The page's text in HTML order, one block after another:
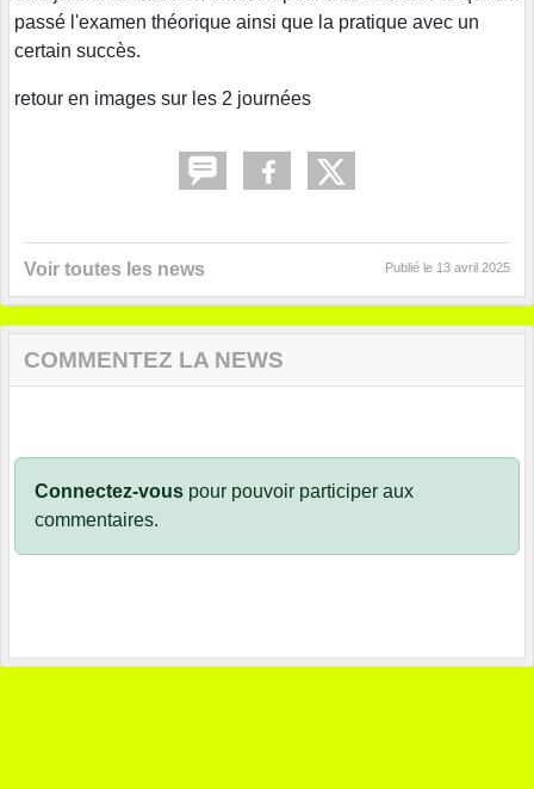
passé l'examen théorique ainsi que la pratique avec un
certain succès.
retour en images sur les 2 journées
Voir toutes les news Publié le 13 avril 2025
COMMENTEZ LA NEWS
Connectez-vous pour pouvoir participer aux
commentaires.